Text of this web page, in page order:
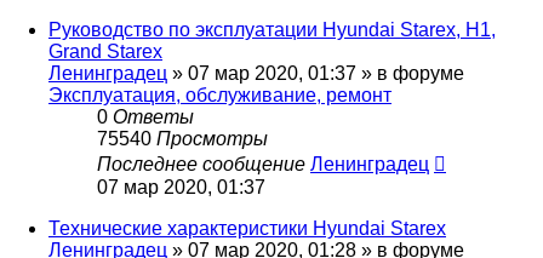
Руководство по эксплуатации Hyundai Starex, H1,
Grand Starex
Ленинградец » 07 мар 2020, 01:37 » в форуме
Эксплуатация, обслуживание, ремонт
0 Ответы
75540 Просмотры
Последнее сообщение Ленинградец
07 мар 2020, 01:37
Технические характеристики Hyundai Starex
Ленинградец » 07 мар 2020, 01:28 » в форуме